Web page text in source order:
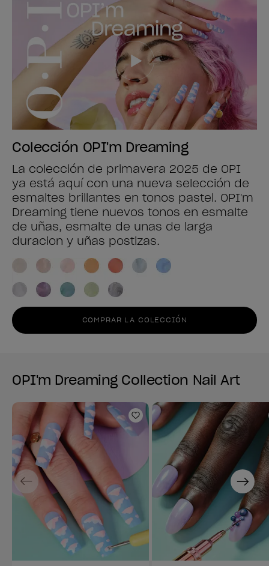
Colección OPI'm Dreaming
La colección de primavera 2025 de OPI
ya está aquí con una nueva selección de
esmaltes brillantes en tonos pastel. OPI'm
Dreaming tiene nuevos tonos en esmalte
de uñas, esmalte de unas de larga
duracion y uñas postizas.
COMPRAR LA COLECCIÓN
OPI'm Dreaming Collection Nail Art
Añadir a la lista de deseos
Previous Next